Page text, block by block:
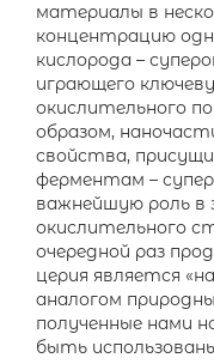
материалы в
концентрацию
кислорода –
играющего
окислительного
образом,
свойства,
ферментам –
важнейшую роль
окислительного
очередной раз
церия является
аналогом
полученные нами
быть